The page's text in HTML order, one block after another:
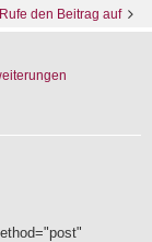
Rufe den Beitrag auf